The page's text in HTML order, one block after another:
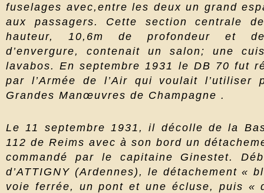
fuselages avec,entre les deux un grand
aux passagers. Cette section centrale
hauteur, 10,6m de profondeur et
d’envergure, contenait un salon; une
lavabos. En septembre 1931 le DB 70 fut
par l’Armée de l’Air qui voulait l’utiliser
Grandes Manœuvres de Champagne .
Le 11 septembre 1931, il décolle de la
112 de Reims avec à son bord un
commandé par le capitaine Ginestet.
d’ATTIGNY (Ardennes), le détachement «
voie ferrée, un pont et une écluse, puis «